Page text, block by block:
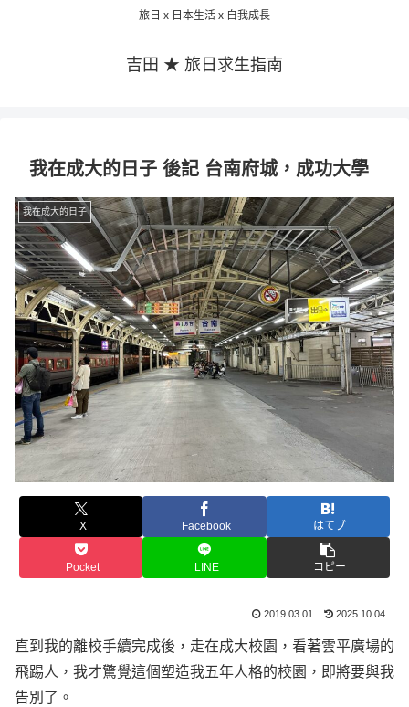
旅日 x 日本生活 x 自我成長
吉田 ★ 旅日求生指南
我在成大的日子 後記 台南府城，成功大學
我在成大的日子
X Facebook はてブ
Pocket LINE コピー
2019.03.01 2025.10.04
直到我的離校手續完成後，走在成大校園，看著雲平廣場的
飛踢人，我才驚覺這個塑造我五年人格的校園，即將要與我
告別了。